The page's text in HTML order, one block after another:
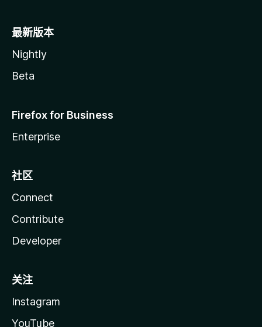
最新版本
Nightly
Beta
Firefox for Business
Enterprise
社区
Connect
Contribute
Developer
关注
Instagram
YouTube